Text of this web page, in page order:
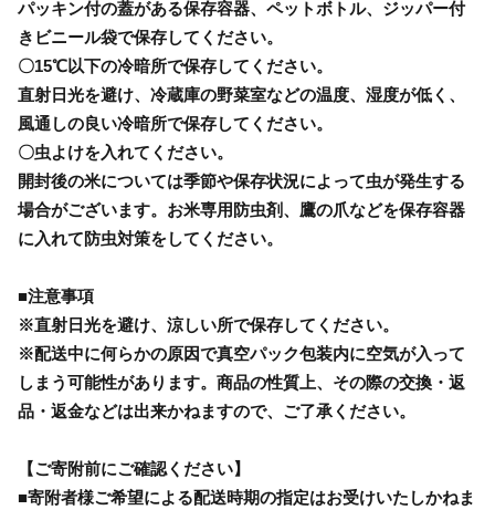
パッキン付の蓋がある保存容器、ペットボトル、ジッパー付
きビニール袋で保存してください。
〇15℃以下の冷暗所で保存してください。
直射日光を避け、冷蔵庫の野菜室などの温度、湿度が低く、
風通しの良い冷暗所で保存してください。
〇虫よけを入れてください。
開封後の米については季節や保存状況によって虫が発生する
場合がございます。お米専用防虫剤、鷹の爪などを保存容器
に入れて防虫対策をしてください。
■注意事項
※直射日光を避け、涼しい所で保存してください。
※配送中に何らかの原因で真空パック包装内に空気が入って
しまう可能性があります。商品の性質上、その際の交換・返
品・返金などは出来かねますので、ご了承ください。
【ご寄附前にご確認ください】
■寄附者様ご希望による配送時期の指定はお受けいたしかねま